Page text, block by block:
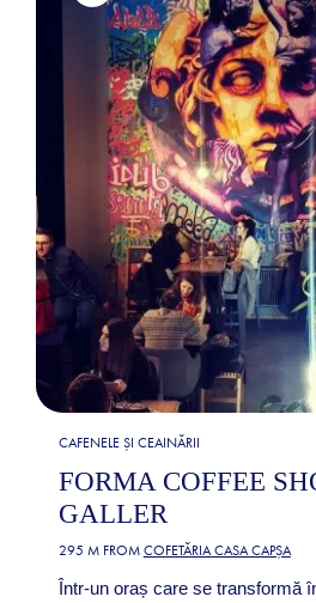
CAFENELE ȘI CEAINĂRII
FORMA COFFEE
GALLER
295 M FROM COFETĂRIA CASA CAPȘA
Într-un oraș care se transformă